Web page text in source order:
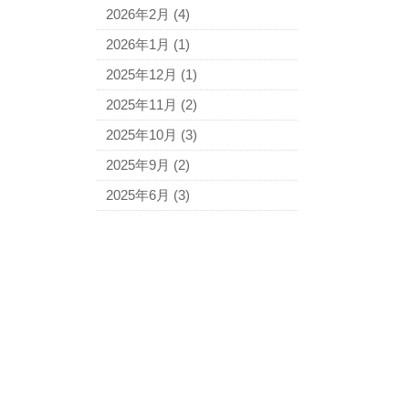
2026年2月 (4)
2026年1月 (1)
2025年12月 (1)
2025年11月 (2)
2025年10月 (3)
2025年9月 (2)
2025年6月 (3)